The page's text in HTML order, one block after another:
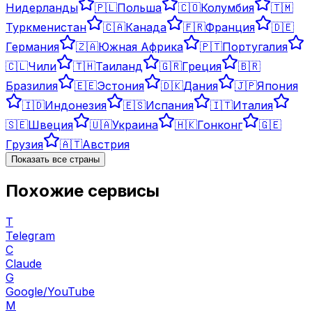
Нидерланды
🇵🇱Польша 🇨🇴Колумбия
🇹🇲
Туркменистан
🇨🇦Канада 🇫🇷Франция
🇩🇪
Германия
🇿🇦Южная Африка 🇵🇹Португалия
🇨🇱Чили 🇹🇭Таиланд 🇬🇷Греция
🇧🇷
Бразилия
🇪🇪Эстония 🇩🇰Дания 🇯🇵Япония
🇮🇩Индонезия 🇪🇸Испания 🇮🇹Италия
🇸🇪Швеция 🇺🇦Украина 🇭🇰Гонконг
🇬🇪
Грузия
🇦🇹Австрия
Показать все страны
Похожие сервисы
T
Telegram
C
Claude
G
Google/YouTube
M